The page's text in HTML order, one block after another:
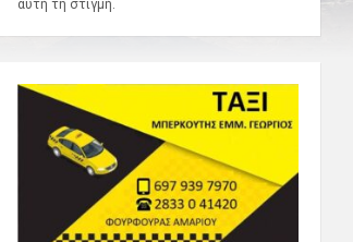
αυτή τη στιγμή.